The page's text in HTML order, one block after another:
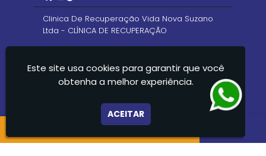
Clinica De Recuperação Vida Nova Suzano
Ltda - CLÍNICA DE RECUPERAÇÃO
Este site usa cookies para garantir que você
obtenha a melhor experiência.
ACEITAR